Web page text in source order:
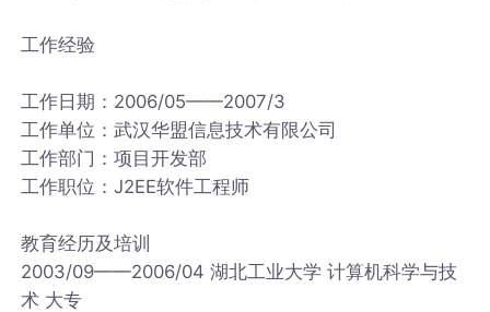
工作经验
工作日期：2006/05——2007/3
工作单位：武汉华盟信息技术有限公司
工作部门：项目开发部
工作职位：J2EE软件工程师
教育经历及培训
2003/09——2006/04 湖北工业大学 计算机科学与技
术 大专